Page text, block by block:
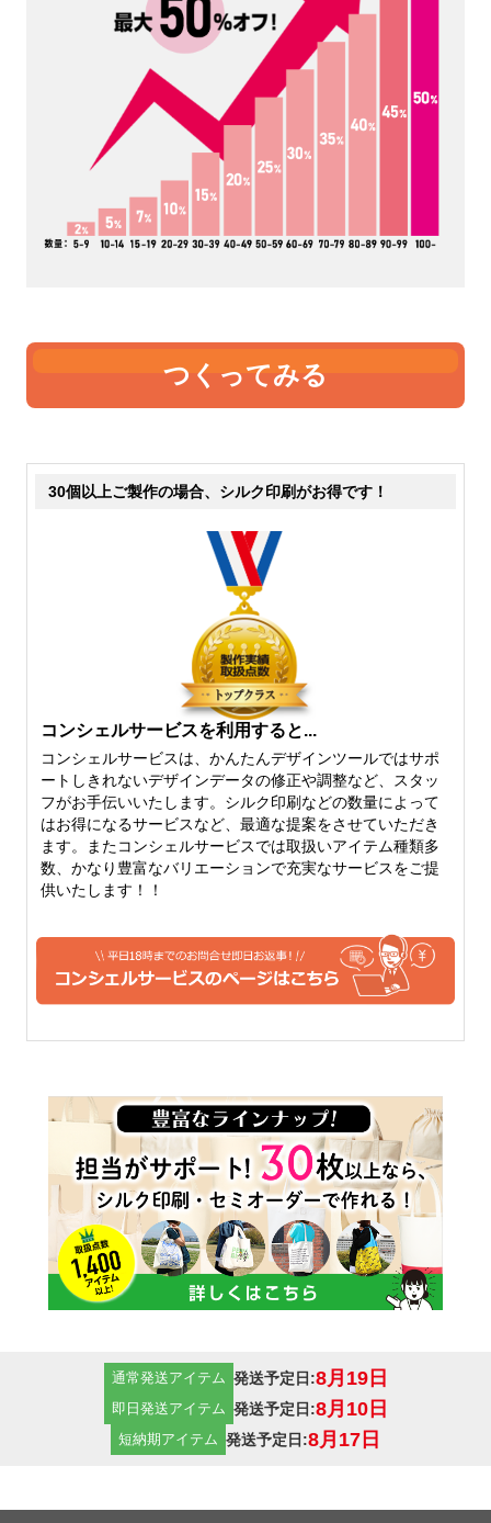
4オンス
いちばん薄手です。中身が透
けて見えるのが分かります。
価格が安いのでノベルティや
販促として製作する事が多い
です。たためる機能のあるエ
コバッグなどは、4オンスで
作っているものが比較的多い
です。
5オンス
薄手です。5オンスも中身が
透けて見えます。やや4オン
スよりも厚くなりますので、
ちょっとしっかりとした雰囲
気にはなります。手軽なトー
さそうです。
表現が難しいのですが、薄手
の中では、厚手です。透け具
合もだいぶ気にならないレベ
ルです。たたんだりできる厚
若干透けますが、中身が見え
るということは無いと思って
大丈夫です。ここから中厚手
になり、しっかりとした雰囲
気がありながらも、柔らかさ
さになります。
10オンス
10オンスになると、しっかり
としたトートバッグを作りた
いという片には、おすすめで
番のトートバッグなどは、10
オンスくらいから。やわらか
い雰囲気も残っています。
12オンス
厚手のしっかりトートバッグ
といえば、12オンス。生地も
トートバッグをご希望の方に
は、おすすめできる人気のベ
ーシックな厚手コットンで
14オンス
一番厚手のコットン生地で
す。堅さもあり、厚手なの
で、中身も透けることなく、
重視の方にはおすすめの14オ
つくってみる
30個以上ご製作の場合、シルク印刷がお得です！
コンシェルサービスを利用すると...
コンシェルサービスは、かんたんデザインツールではサポ
ートしきれないデザインデータの修正や調整など、スタッ
フがお手伝いいたします。シルク印刷などの数量によって
はお得になるサービスなど、最適な提案をさせていただき
ます。またコンシェルサービスでは取扱いアイテム種類多
数、かなり豊富なバリエーションで充実なサービスをご提
供いたします！！
通常発送アイテム 発送予定日:8月19日
即日発送アイテム 発送予定日:8月10日
短納期アイテム 発送予定日:8月17日